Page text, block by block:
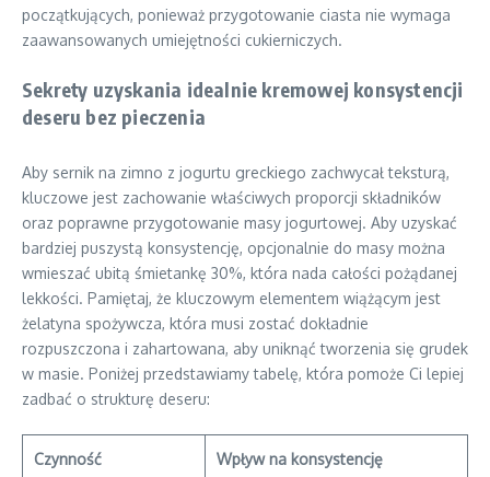
początkujących, ponieważ przygotowanie ciasta nie wymaga
zaawansowanych umiejętności cukierniczych.
Sekrety uzyskania idealnie kremowej konsystencji
deseru bez pieczenia
Aby sernik na zimno z jogurtu greckiego zachwycał teksturą,
kluczowe jest zachowanie właściwych proporcji składników
oraz poprawne przygotowanie masy jogurtowej. Aby uzyskać
bardziej puszystą konsystencję, opcjonalnie do masy można
wmieszać ubitą śmietankę 30%, która nada całości pożądanej
lekkości. Pamiętaj, że kluczowym elementem wiążącym jest
żelatyna spożywcza, która musi zostać dokładnie
rozpuszczona i zahartowana, aby uniknąć tworzenia się grudek
w masie. Poniżej przedstawiamy tabelę, która pomoże Ci lepiej
zadbać o strukturę deseru:
Czynność Wpływ na konsystencję